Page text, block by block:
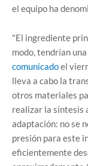
el equipo ha
"El ingrediente
modo, tendrían
comunicadoel
lleva a cabo la
otros materiales
realizar la síntesis
adaptación: no se
presión para este
eficientemente